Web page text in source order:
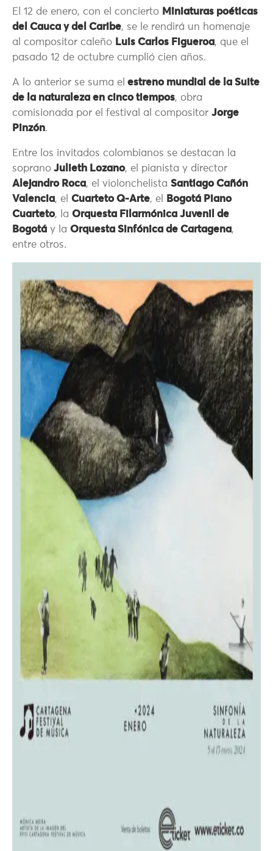
El 12 de enero, con el concierto Miniaturas poéticas
del Cauca y del Caribe, se le rendirá un homenaje
al compositor caleño Luis Carlos Figueroa, que el
pasado 12 de octubre cumplió cien años.
A lo anterior se suma el estreno mundial de la Suite
de la naturaleza en cinco tiempos, obra
comisionada por el festival al compositor Jorge
Pinzón.
Entre los invitados colombianos se destacan la
soprano Julieth Lozano, el pianista y director
Alejandro Roca, el violonchelista Santiago Cañón
Valencia, el Cuarteto Q-Arte, el
Bogotá Piano
Cuarteto, la Orquesta Filarmónica Juvenil de
Bogotá y la Orquesta Sinfónica de Cartagena,
entre otros.